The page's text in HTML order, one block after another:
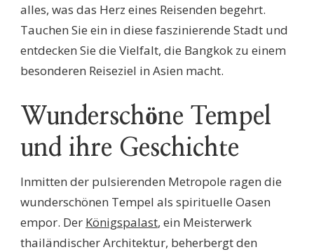
alles, was das Herz eines Reisenden begehrt.
Tauchen Sie ein in diese faszinierende Stadt und
entdecken Sie die Vielfalt, die Bangkok zu einem
besonderen Reiseziel in Asien macht.
Wunderschöne Tempel
und ihre Geschichte
Inmitten der pulsierenden Metropole ragen die
wunderschönen Tempel als spirituelle Oasen
empor. Der Königspalast, ein Meisterwerk
thailändischer Architektur, beherbergt den